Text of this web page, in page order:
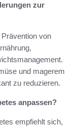
zur
von
und magerem
zu reduzieren.
anpassen?
empfiehlt sich,